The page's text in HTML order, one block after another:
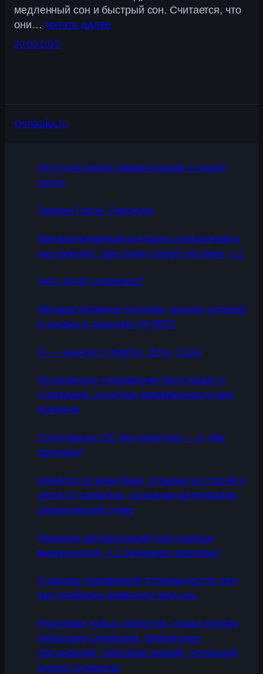
медленный сон и быстрый сон. Считается, что
они… Читать далее
20.09.2022
Osnauka.ru
Об отключении комментариев и новой
эпохе
Герман Гессе: Гертруда
Метакогнитивный контроль сновидений и
настроения: две грани одной системы, ч.1
Чего хочет сновидец?
Метакогнитивное топливо: анализ успехов
и неудач в практике ОС/ВТО
Я — начало (I origins), 2014, США
Осознанные сновидения без спешки и
страдания: культура размеренности вне
времени
Спонтанные ОС без практики — в чём
причина?
Новости по вики-базе, отрывки из статей о
целях и правилах, создании материалов,
сновидческой этике
Развитие метакогниций при помощи
микроусилий, ч.2 (примеры практики)
О рисках чрезмерной толерантности или
как Онейрона изменила мои сны
Рождение новых проектов: новая версия
нейросети Онейрона, библиотека
обсуждений, Wiki-база знаний, этический
кодекс сновидца